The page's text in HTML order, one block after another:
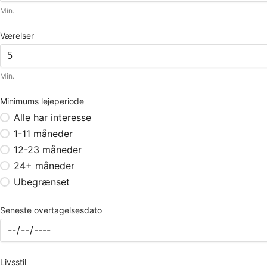
Min.
Værelser
Min.
Minimums lejeperiode
Alle har interesse
1-11 måneder
12-23 måneder
24+ måneder
Ubegrænset
Seneste overtagelsesdato
Livsstil